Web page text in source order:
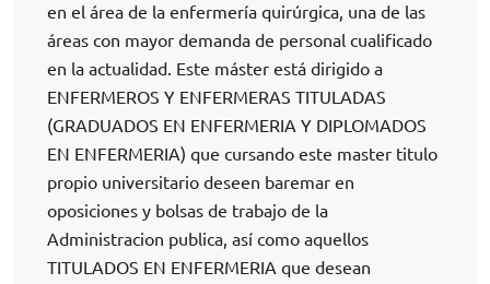
en el área de la enfermería quirúrgica, una de las
áreas con mayor demanda de personal cualificado
en la actualidad. Este máster está dirigido a
ENFERMEROS Y ENFERMERAS TITULADAS
(GRADUADOS EN ENFERMERIA Y DIPLOMADOS
EN ENFERMERIA) que cursando este master titulo
propio universitario deseen baremar en
oposiciones y bolsas de trabajo de la
Administracion publica, así como aquellos
TITULADOS EN ENFERMERIA que desean